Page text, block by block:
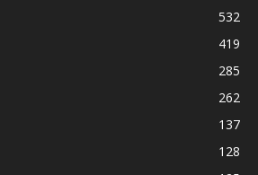
532
419
285
262
137
128